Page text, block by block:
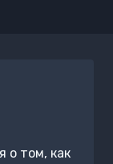
о том, как